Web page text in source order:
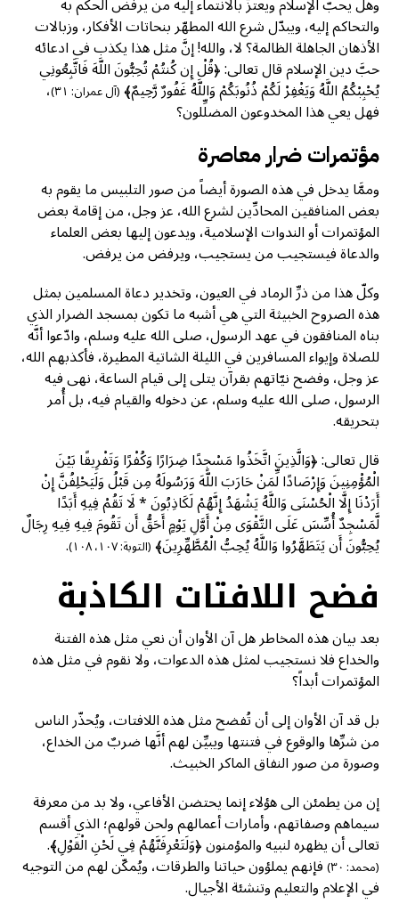
والتحاكم إليه، ويبدّل شرع الله المطهّر بنحاتات الأفكار، وزبالات
الأذهان الجاهلة الظالمة؟ لا، والله! إنَّ مثل هذا يكذب في ادعائه
حبَّ دين الإسلام قال تعالى: ﴿قُلْ إِن كُنتُمْ تُحِبُّونَ اللَّهَ فَاتَّبِعُونِي
يُحْبِبْكُمُ اللَّهُ وَيَغْفِرْ لَكُمْ ذُنُوبَكُمْ وَاللَّهُ غَفُورٌ رَّحِيمٌ﴾(آل عمران: ٣١) ،
فهل يعي هذا المخدوعون المضلِّلون؟
مؤتمرات ضرار معاصرة
وممَّا يدخل في هذه الصورة أيضاً من صور التلبيس ما يقوم به
بعض المنافقين المحادِّين لشرع الله، عز وجل، من إقامة بعض
المؤتمرات أو الندوات الإسلامية، ويدعون إليها بعض العلماء
والدعاة فيستجيب من يستجيب، ويرفض من يرفض.
وكلّ هذا من ذرِّ الرماد في العيون، وتخدير دعاة المسلمين بمثل
هذه الصروح الخبيثة التي هي أشبه ما تكون بمسجد الضرار الذي
بناه المنافقون في عهد الرسول، صلى الله عليه وسلم، وادّعوا أنَّه
للصلاة وإيواء المسافرين في الليلة الشاتية المطيرة، فأكذبهم الله،
عز وجل، وفضح نيّاتهم بقرآن يتلى إلى قيام الساعة، نهى فيه
الرسول، صلى الله عليه وسلم، عن دخوله والقيام فيه، بل أُمر
بتحريقه.
قال تعالى: ﴿وَالَّذِينَ اتَّخَذُوا مَسْجِدًا ضِرَارًا وَكُفْرًا وَتَفْرِيقًا بَيْنَ
الْمُؤْمِنِينَ وَإِرْصَادًا لِّمَنْ حَارَبَ اللَّهَ وَرَسُولَهُ مِن قَبْلُ وَلَيَحْلِفُنَّ إِنْ
أَرَدْنَا إِلَّا الْحُسْنَى وَاللَّهُ يَشْهَدُ إِنَّهُمْ لَكَاذِبُونَ * لَا تَقُمْ فِيهِ أَبَدًا
لَّمَسْجِدٌ أُسِّسَ عَلَى التَّقْوَى مِنْ أَوَّلِ يَوْمٍ أَحَقُّ أَن تَقُومَ فِيهِ فِيهِ رِجَالٌ
يُحِبُّونَ أَن يَتَطَهَّرُوا وَاللَّهُ يُحِبُّ الْمُطَّهِّرِينَ﴾(التوبة: ١٠٧، ١٠٨) .
فضح اللافتات الكاذبة
بعد بيان هذه المخاطر هل آن الأوان أن نعي مثل هذه الفتنة
والخداع فلا نستجيب لمثل هذه الدعوات، ولا نقوم في مثل هذه
المؤتمرات أبداً؟
بل قد آن الأوان إلى أن تُفضح مثل هذه اللافتات، ويُحذّر الناس
من شرِّها والوقوع في فتنتها ويبيِّن لهم أنَّها ضربٌ من الخداع،
وصورة من صور النفاق الماكر الخبيث.
إن من يطمئن الى هؤلاء إنما يحتضن الأفاعي، ولا بد من معرفة
سيماهم وصفاتهم، وأمارات أعمالهم ولحن قولهم؛ الذي أقسم
تعالى أن يظهره لنبيه والمؤمنون ﴿وَلَتَعْرِفَنَّهُمْ فِي لَحْنِ الْقَوْلِ﴾.
(محمد: ٣٠) فإنهم يملؤون حياتنا والطرقات، ويُمكّن لهم من التوجيه
في الإعلام والتعليم وتنشئة الأجيال.